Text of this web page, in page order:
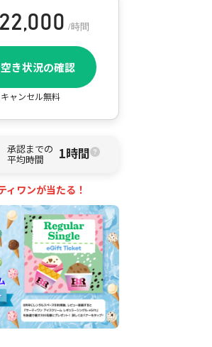
/時間
き状況の確認
ャンセル無料
承認までの
平均時間 1時間
ィワンが当たる！